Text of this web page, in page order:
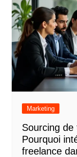
Marketing
Sourcing de
Pourquoi
freelance